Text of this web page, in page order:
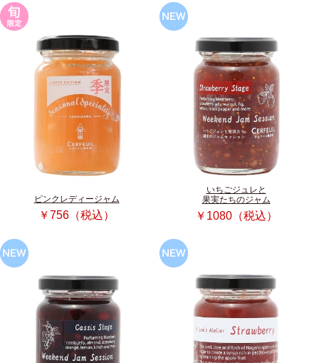
ピンクレディージャム
￥756（税込）
いちごジュレと
果実たちのジャム
￥1080（税込）